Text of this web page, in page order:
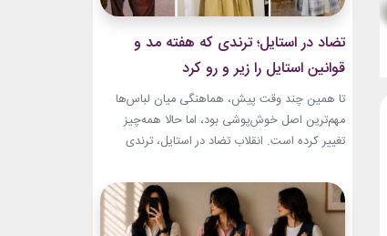
تضاد در استایل؛ ترندی که هفته مد و
قوانین استایل را زیر و رو کرد
تا همین چند وقت پیش، هماهنگی میان لباس‌ها
مهم‌ترین اصل خوش‌پوشی بود، اما حالا همه‌چیز
تغییر کرده است. انقلاب تضاد در استایل، ترندی
و بسیاری از رسانه‌های معتبر مد از آن به‌عنوان یکی از
مهم‌ترین نوآوری‌های دنیای فشن یاد می‌کنند. این
رویکرد، قرار نیست فقط یک...